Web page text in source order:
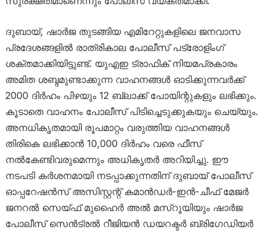
ദുബായ്, ഷാർജ തുടങ്ങിയ എമിറേറ്റുകളിലെ ജനവാസ
പ്രദേശങ്ങളിൽ രാത്രികാല പോലീസ് പട്രോളിംഗ്
ശക്തമാക്കിയിട്ടുണ്ട്. യുഎഇ ട്രാഫിക് നിയമപ്രകാരം
അമിത ശബ്ദമുണ്ടാക്കുന്ന വാഹനങ്ങൾ ഓടിക്കുന്നവർക്ക്
2000 ദിർഹം പിഴയും 12 ബ്ലാക്ക് പോയിന്റുകളും ലഭിക്കും.
കൂടാതെ വാഹനം പോലീസ് പിടിച്ചെടുക്കുകയും ചെയ്യും.
അനധികൃതമായി രൂപമാറ്റം വരുത്തിയ വാഹനങ്ങൾ
തിരികെ ലഭിക്കാൻ 10,000 ദിർഹം വരെ ഫീസ്
നൽകേണ്ടിവരുമെന്നും അധികൃതർ അറിയിച്ചു. ഈ
നടപടി കർശനമായി നടപ്പാക്കുന്നതിന് ദുബായ് പോലീസ്
ഓപ്പറേഷൻസ് അസിസ്റ്റന്റ് കമാൻഡർ-ഇൻ-ചീഫ് മേജർ
ജനറൽ സെയ്ഫ് മുഹൈർ അൽ മസ്‌റൂയിയും ഷാർജ
പോലീസ് സെൻട്രൽ റീജിയൻ ഡയറക്ടർ ബ്രിഗേഡിയർ